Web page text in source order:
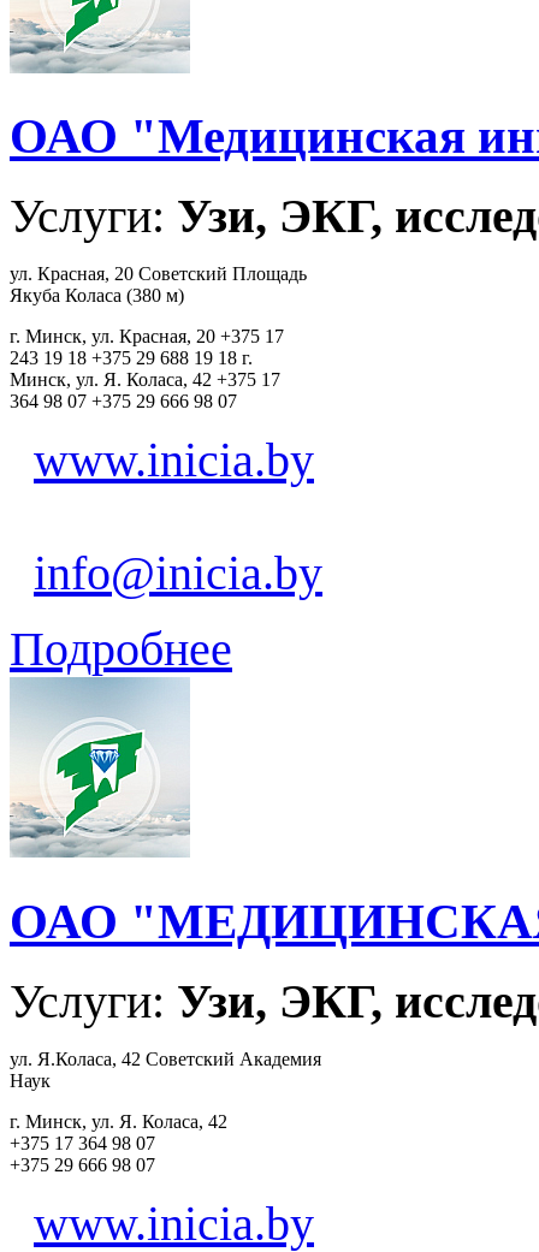
ОАО "Медицинская
Услуги: Узи, ЭКГ,
ул. Красная, 20 Советский Площадь
Якуба Коласа (380 м)
г. Минск, ул. Красная, 20 +375 17
243 19 18 +375 29 688 19 18 г.
Минск, ул. Я. Коласа, 42 +375 17
364 98 07 +375 29 666 98 07
www.inicia.by
info@inicia.by
Подробнее
ОАО
Услуги: Узи, ЭКГ,
ул. Я.Коласа, 42 Советский Академия
Наук
г. Минск, ул. Я. Коласа, 42
+375 17 364 98 07
+375 29 666 98 07
www.inicia.by